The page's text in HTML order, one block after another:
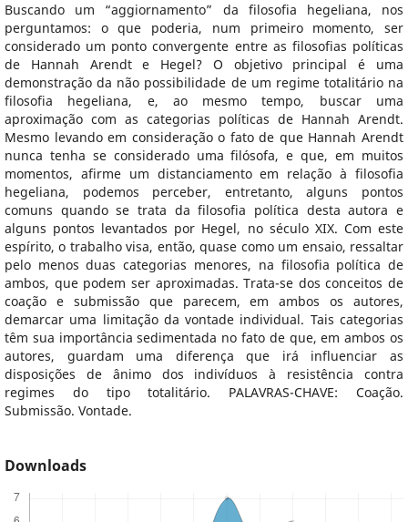
Buscando um “aggiornamento” da filosofia hegeliana, nos
perguntamos: o que poderia, num primeiro momento, ser
considerado um ponto convergente entre as filosofias políticas
de Hannah Arendt e Hegel? O objetivo principal é uma
demonstração da não possibilidade de um regime totalitário na
filosofia hegeliana, e, ao mesmo tempo, buscar uma
aproximação com as categorias políticas de Hannah Arendt.
Mesmo levando em consideração o fato de que Hannah Arendt
nunca tenha se considerado uma filósofa, e que, em muitos
momentos, afirme um distanciamento em relação à filosofia
hegeliana, podemos perceber, entretanto, alguns pontos
comuns quando se trata da filosofia política desta autora e
alguns pontos levantados por Hegel, no século XIX. Com este
espírito, o trabalho visa, então, quase como um ensaio, ressaltar
pelo menos duas categorias menores, na filosofia política de
ambos, que podem ser aproximadas. Trata-se dos conceitos de
coação e submissão que parecem, em ambos os autores,
demarcar uma limitação da vontade individual. Tais categorias
têm sua importância sedimentada no fato de que, em ambos os
autores, guardam uma diferença que irá influenciar as
disposições de ânimo dos indivíduos à resistência contra
regimes do tipo totalitário. PALAVRAS-CHAVE: Coação.
Submissão. Vontade.
Downloads